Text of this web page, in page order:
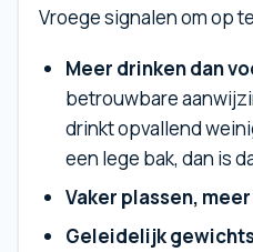
Vroege signalen om op
Meer drinken dan
betrouwbare
drinkt opvallend
een lege bak, dan is
Vaker plassen,
Geleidelijk